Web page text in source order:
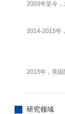
2003年至今，
2014-2015年
2015年，美国
研究领域